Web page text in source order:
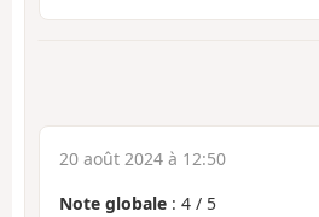
20 août 2024 à 12:50
Note globale : 4 / 5